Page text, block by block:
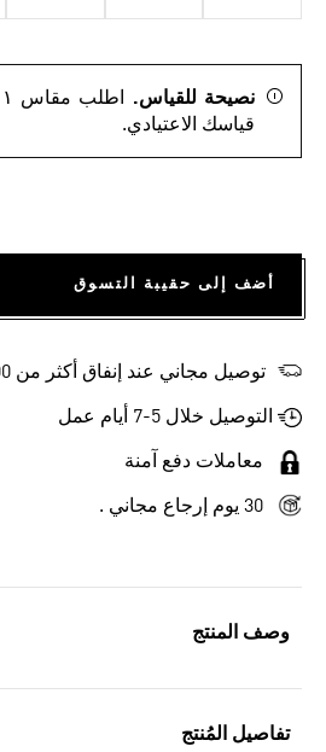
وصف المنتج
تفاصيل المُنتج
نصيحة للقياس.
قياسك الاعتيادي.
أضف إلى حقيبة التسوق
توصيل مجاني عند إنفاق أكثر من 400 ر.ق
التوصيل خلال 5-7 أيام عمل
معاملات دفع آمنة